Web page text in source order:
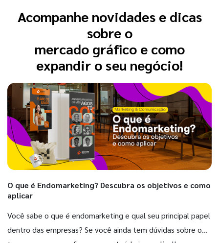
Acompanhe novidades e dicas
sobre o
mercado gráfico e como
expandir o seu negócio!
O que é Endomarketing? Descubra os objetivos e como
aplicar
Você sabe o que é endomarketing e qual seu principal papel
dentro das empresas? Se você ainda tem dúvidas sobre o